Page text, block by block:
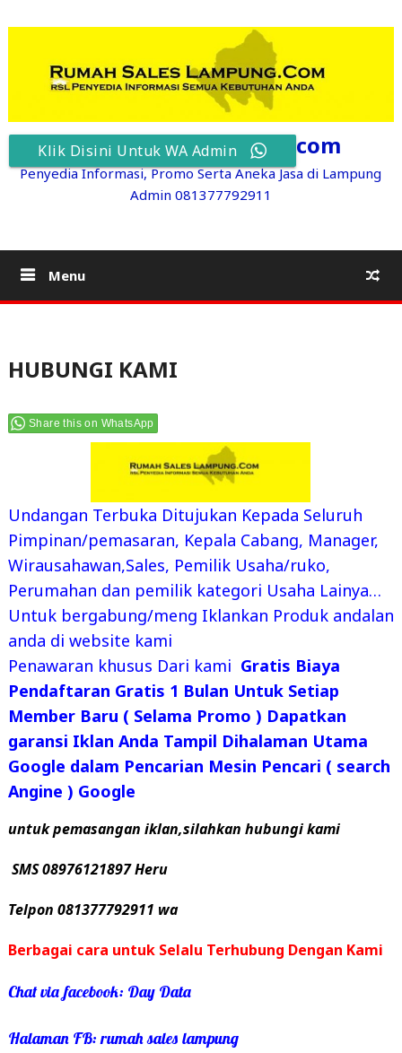
content
RumahSalesLampung.com
Penyedia Informasi, Promo Serta Aneka Jasa di Lampung
Admin 081377792911
Menu
HUBUNGI KAMI
Share this on WhatsApp
Undangan Terbuka Ditujukan Kepada Seluruh
Pimpinan/pemasaran, Kepala Cabang, Manager,
Wirausahawan,Sales, Pemilik Usaha/ruko,
Perumahan dan pemilik kategori Usaha Lainya…
Untuk bergabung/meng Iklankan Produk andalan
anda di website kami
Penawaran khusus Dari kami Gratis Biaya
Pendaftaran Gratis 1 Bulan Untuk Setiap
Member Baru ( Selama Promo ) Dapatkan
garansi Iklan Anda Tampil Dihalaman Utama
Google dalam Pencarian Mesin Pencari ( search
Angine ) Google
untuk pemasangan iklan,silahkan hubungi kami
SMS 08976121897 Heru
Telpon 081377792911 wa
Berbagai cara untuk Selalu Terhubung Dengan Kami
Chat via facebook: Day Data
Halaman FB: rumah sales lampung
Klik Disini Untuk WA Admin